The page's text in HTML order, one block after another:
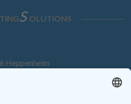
S OLUTIONS
Heppenheim